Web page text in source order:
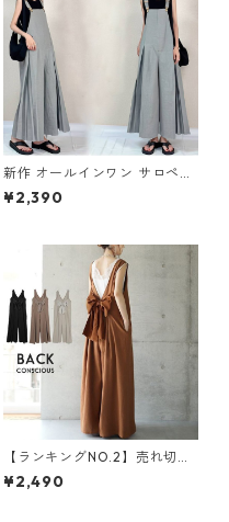
新作 オールインワン サロペッ
トパンツ m-462
¥2,390
【ランキングNO.2】売れ切れ
必至 バックリボン4色展開 オ
ールインワン m-385
¥2,490